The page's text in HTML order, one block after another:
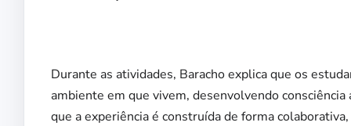
Durante as atividades, Baracho explica que os
ambiente em que vivem, desenvolvendo
que a experiência é construída de forma